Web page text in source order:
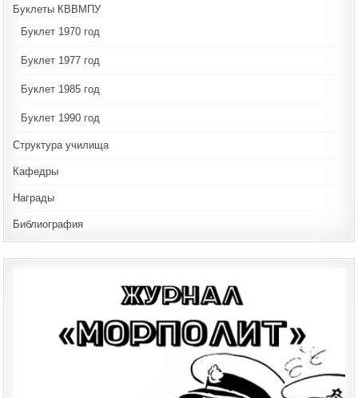
Буклеты КВВМПУ
Буклет 1970 год
Буклет 1977 год
Буклет 1985 год
Буклет 1990 год
Структура училища
Кафедры
Награды
Библиография